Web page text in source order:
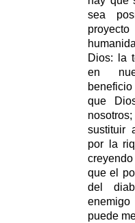
sea
Dios: la
en
que
sustituir
por la
que el
del
puede